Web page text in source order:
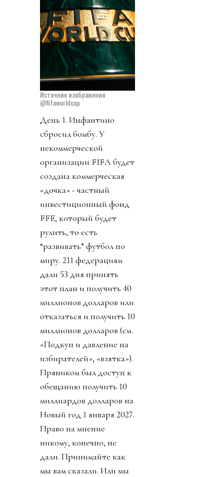
Источник изображения
@fifaworldcup
День 1. Инфантино
сбросил бомбу. У
некоммерческой
организации FIFA будет
создана коммерческая
«дочка» - частный
инвестиционный фонд
FFE, который будет
рулить, то есть
“развивать” футбол по
миру. 211 федерациям
дали 53 дня принять
этот план и получить 40
миллионов долларов или
отказаться и получить 10
миллионов долларов (см.
«Подкуп и давление на
избирателей», «взятка»).
Пряником был доступ к
обещанию получить 10
миллиардов долларов на
Новый год 1 января 2027.
Право на мнение
никому, конечно, не
дали. Принимайте как
мы вам сказали. Или мы